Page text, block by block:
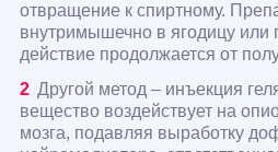
отвращение к спиртному.
внутримышечно в ягодицу или
действие продолжается от
Другой метод – инъекция
вещество воздействует на
мозга, подавляя выработку